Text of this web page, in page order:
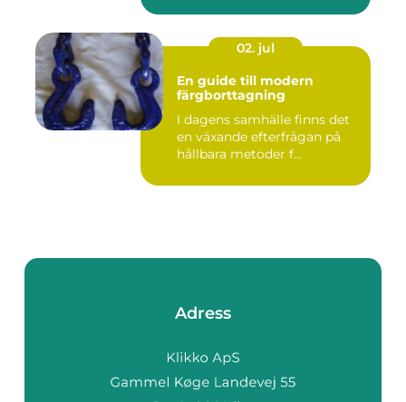
02. jul
En guide till modern
färgborttagning
I dagens samhälle finns det
en växande efterfrågan på
hållbara metoder f...
Adress